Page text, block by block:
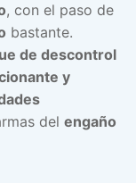
, con el paso de
bastante.
de descontrol
y
del engaño